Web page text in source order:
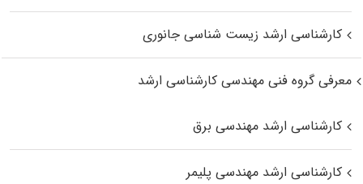
کارشناسی ارشد زیست‌ شناسی جانوری
معرفی گروه فنی مهندسی کارشناسی ارشد
کارشناسی ارشد مهندسی برق
کارشناسی ارشد مهندسی پلیمر